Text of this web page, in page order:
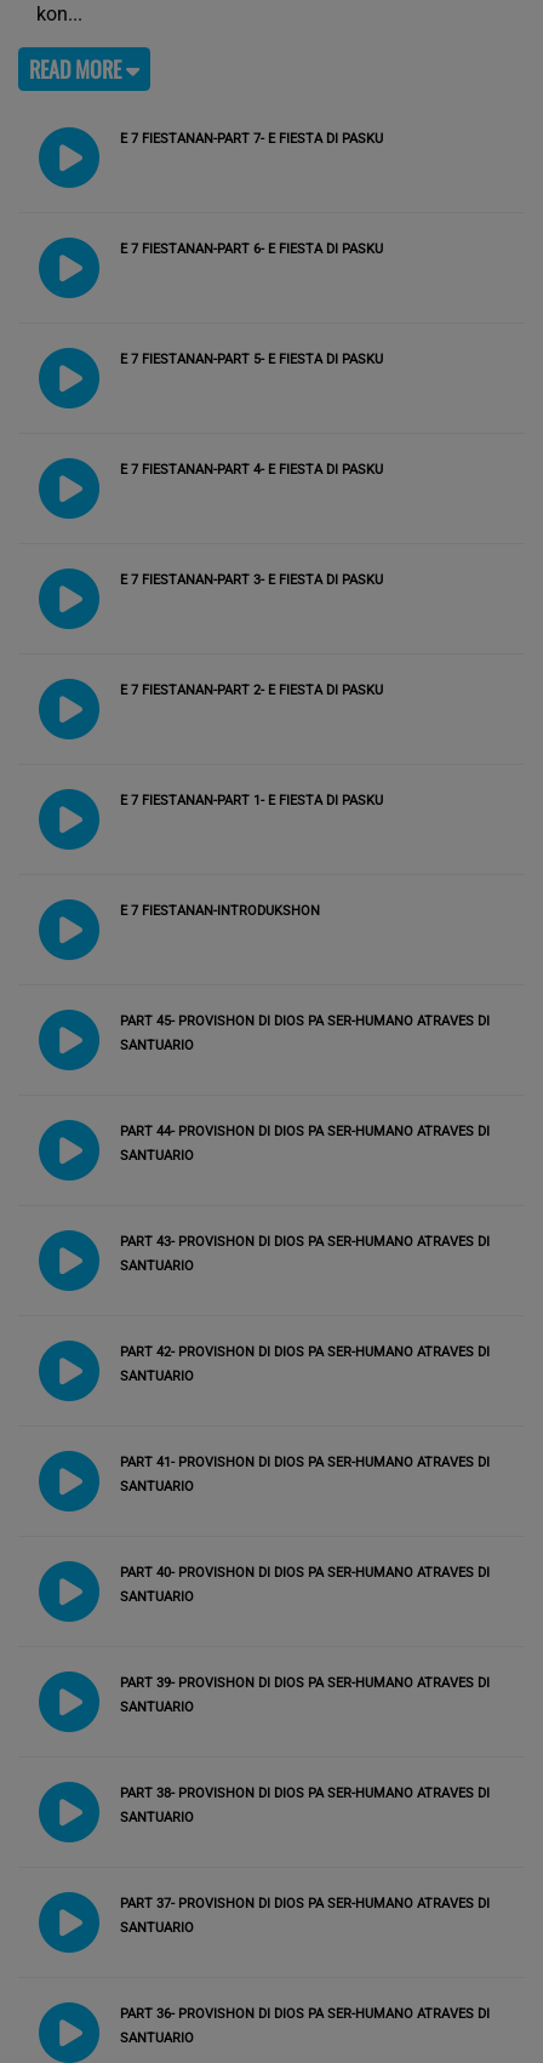
kon
READ MORE
E 7 FIESTANAN-PART 7- E FIESTA DI PASKU
E 7 FIESTANAN-PART 6- E FIESTA DI PASKU
E 7 FIESTANAN-PART 5- E FIESTA DI PASKU
E 7 FIESTANAN-PART 4- E FIESTA DI PASKU
E 7 FIESTANAN-PART 3- E FIESTA DI PASKU
E 7 FIESTANAN-PART 2- E FIESTA DI PASKU
E 7 FIESTANAN-PART 1- E FIESTA DI PASKU
E 7 FIESTANAN-INTRODUKSHON
PART 45- PROVISHON DI DIOS PA SER-HUMANO ATRAVES DI
SANTUARIO
PART 44- PROVISHON DI DIOS PA SER-HUMANO ATRAVES DI
SANTUARIO
PART 43- PROVISHON DI DIOS PA SER-HUMANO ATRAVES DI
SANTUARIO
PART 42- PROVISHON DI DIOS PA SER-HUMANO ATRAVES DI
SANTUARIO
PART 41- PROVISHON DI DIOS PA SER-HUMANO ATRAVES DI
SANTUARIO
PART 40- PROVISHON DI DIOS PA SER-HUMANO ATRAVES DI
SANTUARIO
PART 39- PROVISHON DI DIOS PA SER-HUMANO ATRAVES DI
SANTUARIO
PART 38- PROVISHON DI DIOS PA SER-HUMANO ATRAVES DI
SANTUARIO
PART 37- PROVISHON DI DIOS PA SER-HUMANO ATRAVES DI
SANTUARIO
PART 36- PROVISHON DI DIOS PA SER-HUMANO ATRAVES DI
SANTUARIO